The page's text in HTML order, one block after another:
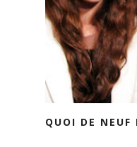
QUOI DE NEUF